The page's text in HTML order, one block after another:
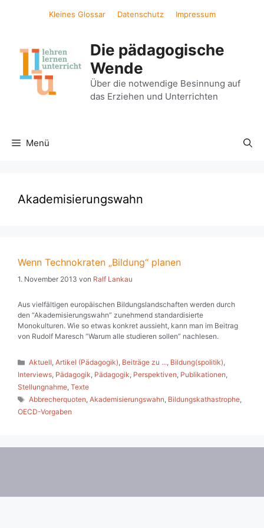
Kleines Glossar Datenschutz Impressum
Die pädagogische
Wende
Über die notwendige Besinnung auf
das Erziehen und Unterrichten
Menü
Akademisierungswahn
Wenn Technokraten „Bildung“ planen
1. November 2013 von Ralf Lankau
Aus vielfältigen europäischen Bildungslandschaften werden durch
den “Akademisierungs­wahn” zunehmend standardisierte
Monokulturen. Wie so etwas konkret aussieht, kann man im Beitrag
von Rudolf Maresch “Warum alle studieren sollen” nachlesen.
Kategorien
Aktuell,Artikel (Pädagogik), Beiträge zu ..., Bildung(spolitik),
Interviews, Pädagogik, Pädagogik, Perspektiven, Publikationen,
Stellungnahme, Texte
Schlagwörter
Abbrecherquoten,Akademisierungswahn, Bildungskathastrophe,
OECD-Vorgaben